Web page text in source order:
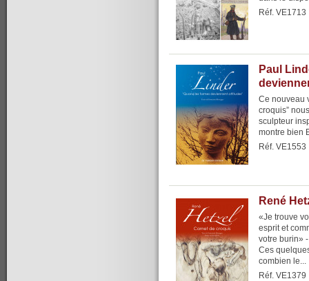
Réf. VE1713
Paul
Ce nouveau
croquis”
sculpteur
montre bien
Réf. VE1553
René
«Je trouve
esprit et
votre burin»
Ces
combien le...
Réf. VE1379